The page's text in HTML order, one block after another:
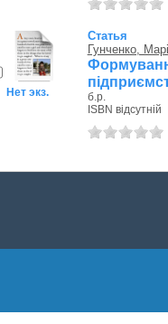
Нет экз.
Статья
Гунченко,
б.р.
ISBN відсутній